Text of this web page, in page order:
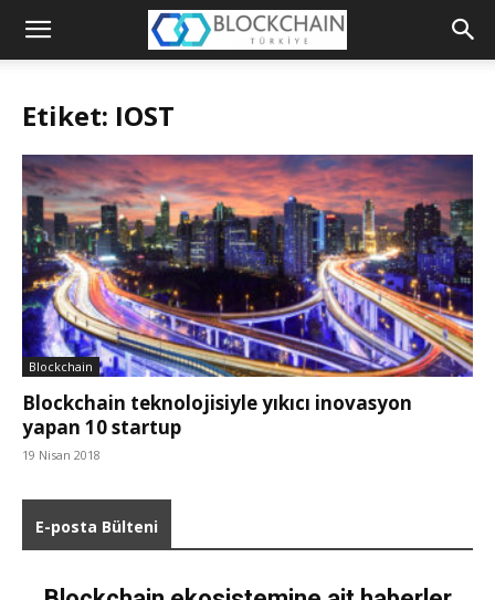
Blockchain
Etiket: IOST
Blockchain
Blockchain teknolojisiyle yıkıcı inovasyon
yapan 10 startup
19 Nisan 2018
E-posta Bülteni